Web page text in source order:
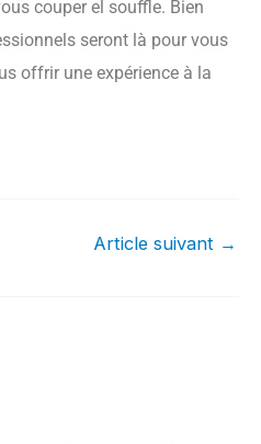
couper el souffle. Bien
seront là pour vous
offrir une expérience à la
Article suivant →